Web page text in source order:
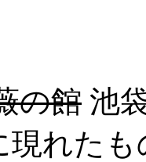
の館 池
現れた